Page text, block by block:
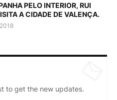
PELO INTERIOR, RUI
A CIDADE DE VALENÇA.
to get the new updates.